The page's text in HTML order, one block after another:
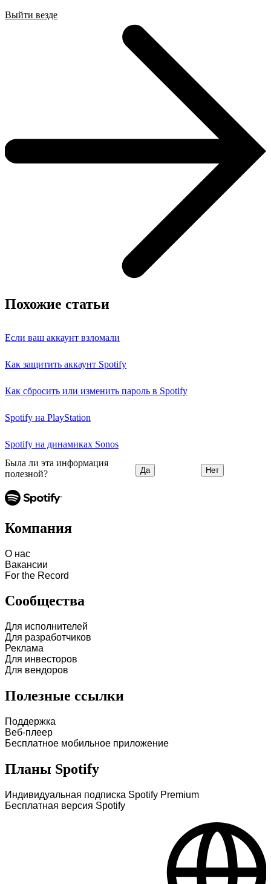
Выйти везде
Похожие статьи
Если ваш аккаунт взломали
Как защитить аккаунт Spotify
Как сбросить или изменить пароль в Spotify
Spotify на PlayStation
Spotify на динамиках Sonos
Была ли эта информация
полезной?
Да Нет
Компания
О нас
Вакансии
For the Record
Сообщества
Для исполнителей
Для разработчиков
Реклама
Для инвесторов
Для вендоров
Полезные ссылки
Поддержка
Веб-плеер
Бесплатное мобильное приложение
Планы Spotify
Индивидуальная подписка Spotify Premium
Бесплатная версия Spotify